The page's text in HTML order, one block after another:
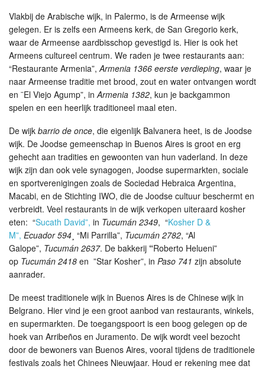
Vlakbij de Arabische wijk, in Palermo, is de Armeense wijk
gelegen. Er is zelfs een Armeens kerk, de San Gregorio kerk,
waar de Armeense aardbisschop gevestigd is. Hier is ook het
Armeens cultureel centrum. We raden je twee restaurants aan:
“Restaurante Armenia”,Armenia 1366 eerste verdieping, waar je
naar Armeense traditie met brood, zout en water ontvangen wordt
en ¨El Viejo Agump”, inArmenia 1382, kun je backgammon
spelen en een heerlijk traditioneel maal eten.
De wijk barrio de once, die eigenlijk Balvanera heet, is de Joodse
wijk. De Joodse gemeenschap in Buenos Aires is groot en erg
gehecht aan tradities en gewoonten van hun vaderland. In deze
wijk zijn dan ook vele synagogen, Joodse supermarkten, sociale
en sportverenigingen zoals de Sociedad Hebraica Argentina,
Macabi, en de Stichting IWO, die de Joodse cultuur beschermt en
verbreidt. Veel restaurants in de wijk verkopen uiteraard kosher
eten: “Sucath David”, in Tucumán 2349, “Kosher D &
M”, Ecuador 594 ¸ “Mi Parrilla”, Tucumán 2782, “Al
Galope”, Tucumán 2637. De bakkerij “Roberto Helueni”
op Tucumán 2418 en ”Star Kosher”, in Paso 741 zijn absolute
aanrader.
De meest traditionele wijk in Buenos Aires is de Chinese wijk in
Belgrano. Hier vind je een groot aanbod van restaurants, winkels,
en supermarkten. De toegangspoort is een boog gelegen op de
hoek van Arribeños en Juramento. De wijk wordt veel bezocht
door de bewoners van Buenos Aires, vooral tijdens de traditionele
festivals zoals het Chinees Nieuwjaar. Houd er rekening mee dat